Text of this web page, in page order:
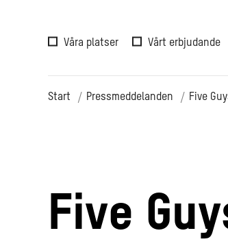
Våra platser Vårt erbjudande
Start Pressmeddelanden Five
Five